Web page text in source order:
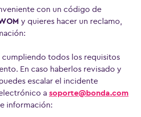
con un código de
y quieres hacer un reclamo,
cumpliendo todos los requisitos
En caso haberlos revisado y
escalar el incidente
a soporte@bonda.com
información: